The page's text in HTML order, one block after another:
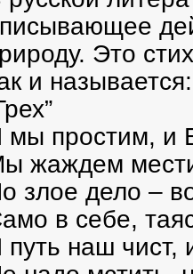
Это
и называется:
мы простим, и
жаждем
злое дело –
в себе,
путь наш чист,